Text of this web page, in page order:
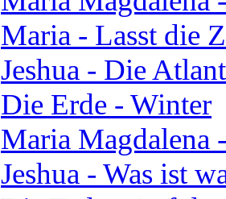
Maria - Lasst die
Jeshua - Die
Die Erde - Winter
Maria Magdalena
Jeshua - Was ist